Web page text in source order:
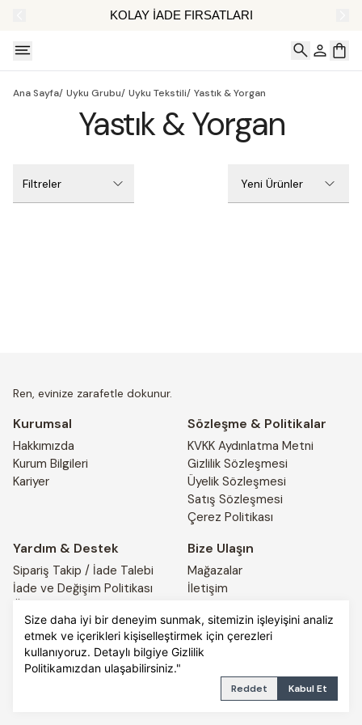
Size daha iyi bir deneyim sunmak, sitemizin işleyişini analiz
etmek ve içerikleri kişiselleştirmek için çerezleri
kullanıyoruz. Detaylı bilgiye Gizlilik
Politikamızdan ulaşabilirsiniz."
Reddet Kabul Et
KOLAY İADE FIRSATLARI
Ana Sayfa/ Uyku Grubu/ Uyku Tekstili/ Yastık & Yorgan
Yastık & Yorgan
Filtreler Yeni Ürünler
Ren, evinize zarafetle dokunur.
Kurumsal
Hakkımızda
Kurum Bilgileri
Kariyer
Sözleşme & Politikalar
KVKK Aydınlatma Metni
Gizlilik Sözleşmesi
Üyelik Sözleşmesi
Satış Sözleşmesi
Çerez Politikası
Yardım & Destek
Sipariş Takip / İade Talebi
İade ve Değişim Politikası
Bize Ulaşın
Mağazalar
İletişim
© 2025 REN HOME. All rights reserved.
PRIVACY POLICYTERMS OF SERVICE